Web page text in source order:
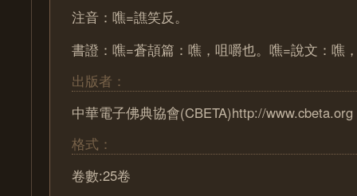
注音：噍=譙笑反。
書證：噍=蒼頡篇：噍，咀嚼也。噍=說文：噍
出版者：
中華電子佛典協會(CBETA)http://www.cbeta.org
格式：
卷數:25卷